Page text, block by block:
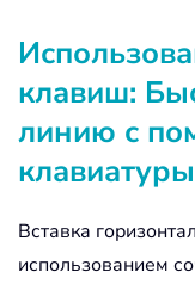
клавиш:
линию с
клавиатуры
Вставка
использованием